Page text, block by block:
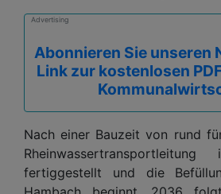
Advertising
Abonnieren Sie unseren
Link zur kostenlosen
Nach einer Bauzeit von rund
fertiggestellt und die